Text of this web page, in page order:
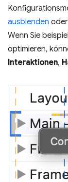
ausblenden
Wenn Sie
optimieren,
Interaktionen,